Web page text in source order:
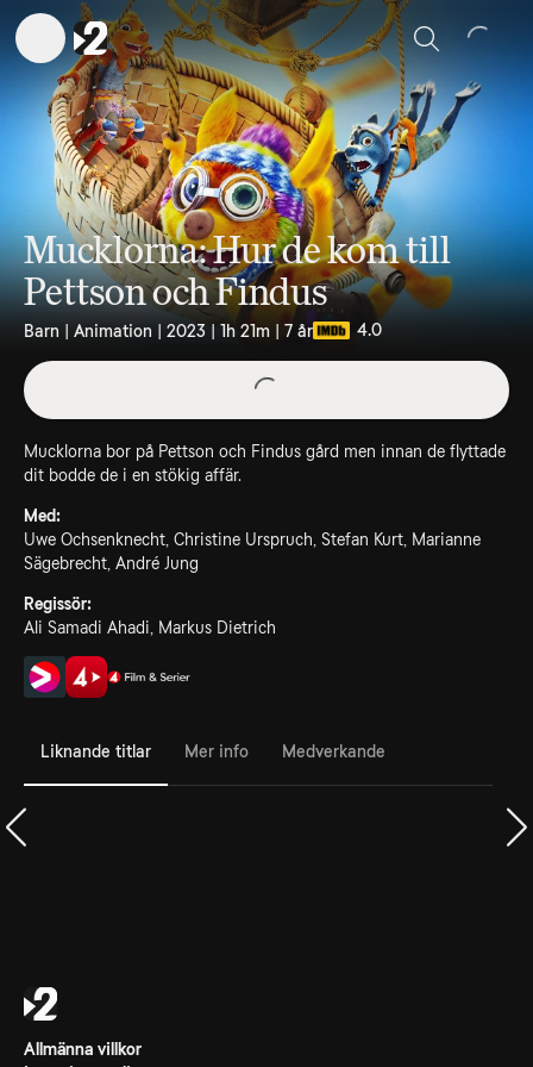
Sök
Mucklorna: Hur de kom till
Pettson och Findus
Barn | Animation | 2023 | 1h 21m | 7 år 4.0
Mucklorna bor på Pettson och Findus gård men innan de flyttade
dit bodde de i en stökig affär.
Med:
Uwe Ochsenknecht, Christine Urspruch, Stefan Kurt, Marianne
Sägebrecht, André Jung
Regissör:
Ali Samadi Ahadi, Markus Dietrich
Liknande titlar Mer info Medverkande
Allmänna villkor